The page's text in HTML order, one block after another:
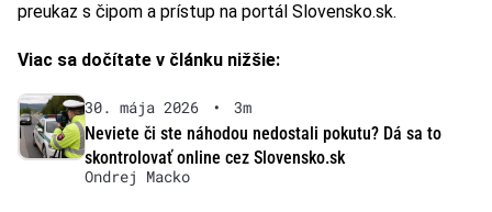
preukaz s čipom a prístup na portál Slovensko.sk.
Viac sa dočítate v článku nižšie:
30. mája 2026 •
3m
Neviete či ste náhodou nedostali pokutu? Dá sa to
skontrolovať online cez Slovensko.sk
Ondrej Macko